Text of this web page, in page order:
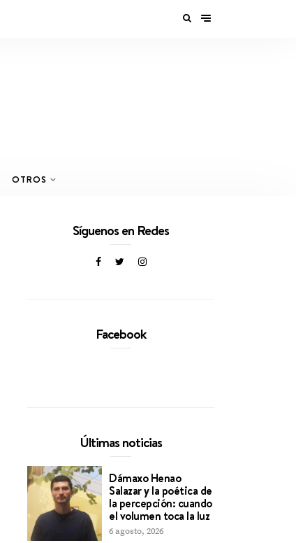
OTROS
Síguenos en Redes
Facebook
Últimas noticias
Dámaxo Henao
Salazar y la poética de
la percepción: cuando
el volumen toca la luz
6 agosto, 2026